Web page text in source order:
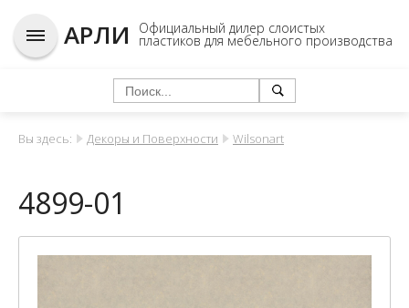
АРЛИ Официальный дилер слоистых
пластиков для мебельного производства
Вы здесь: Декоры и Поверхности Wilsonart
4899-01